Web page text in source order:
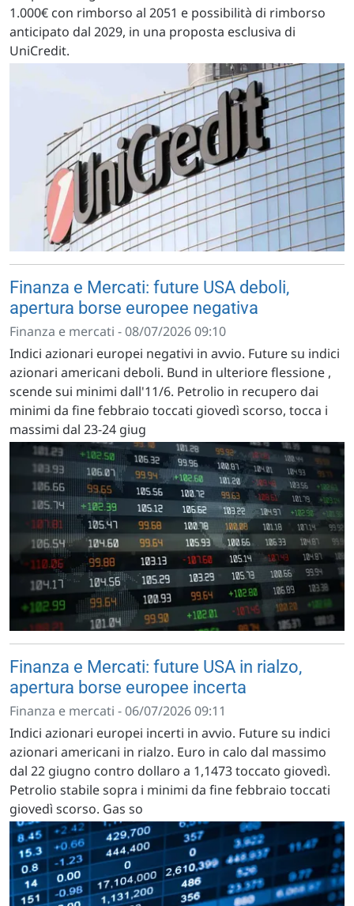
1.000€ con rimborso al 2051 e possibilità di rimborso
anticipato dal 2029, in una proposta esclusiva di
UniCredit.
Finanza e Mercati: future USA deboli,
apertura borse europee negativa
Finanza e mercati - 08/07/2026 09:10
Indici azionari europei negativi in avvio. Future su indici
azionari americani deboli. Bund in ulteriore flessione ,
scende sui minimi dall'11/6. Petrolio in recupero dai
minimi da fine febbraio toccati giovedì scorso, tocca i
massimi dal 23-24 giug
Finanza e Mercati: future USA in rialzo,
apertura borse europee incerta
Finanza e mercati - 06/07/2026 09:11
Indici azionari europei incerti in avvio. Future su indici
azionari americani in rialzo. Euro in calo dal massimo
dal 22 giugno contro dollaro a 1,1473 toccato giovedì.
Petrolio stabile sopra i minimi da fine febbraio toccati
giovedì scorso. Gas so